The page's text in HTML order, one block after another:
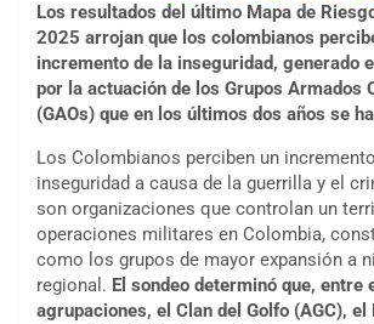
Los resultados del último Mapa de
2025 arrojan que los colombianos
incremento de la inseguridad, generado
por la actuación de los Grupos Armados
(GAOs) que en los últimos dos años se
Los Colombianos perciben un
inseguridad a causa de la guerrilla y el
son organizaciones que controlan un
operaciones militares en Colombia,
como los grupos de mayor expansión a
regional. El sondeo determinó que, entre
agrupaciones, el Clan del Golfo (AGC), el